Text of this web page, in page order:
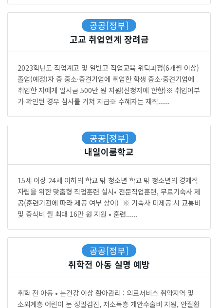
공공[정부]
고교 취업연계 장려금
2023학년도 직업계고 및 일반고 직업교육 위탁과정(6개월 이상)
졸업(예정)자 중 중소·중견기업에 취업한 학생 중소·중견기업에
취업한 자에게 일시금 500만 원 지원(신청자에 한함)※ 취업여부
가 확인된 경우 심사를 거쳐 지급※ 수혜자는 재직......
공공[정부]
내일이룸학교
15세 이상 24세 이하의 학교 밖 청소년 학교 밖 청소년의 경제적
자립을 위한 맞춤형 직업훈련 실시• 전문직업훈련, 무료기숙사 제
공(훈련기관에 따라 제공 여부 상이) ※ 기숙사 미제공 시 교통비
및 중식비 월 최대 16만 원 지원 • 훈련......
공공[정부]
취학전 아동 실명 예방
취학 전 아동 • 눈건강 이상 환아관리 : 의료서비스 취약지역 및
소외계층 어린이 눈 정밀검진, 저소득층 개안수술비 지원, 안질환